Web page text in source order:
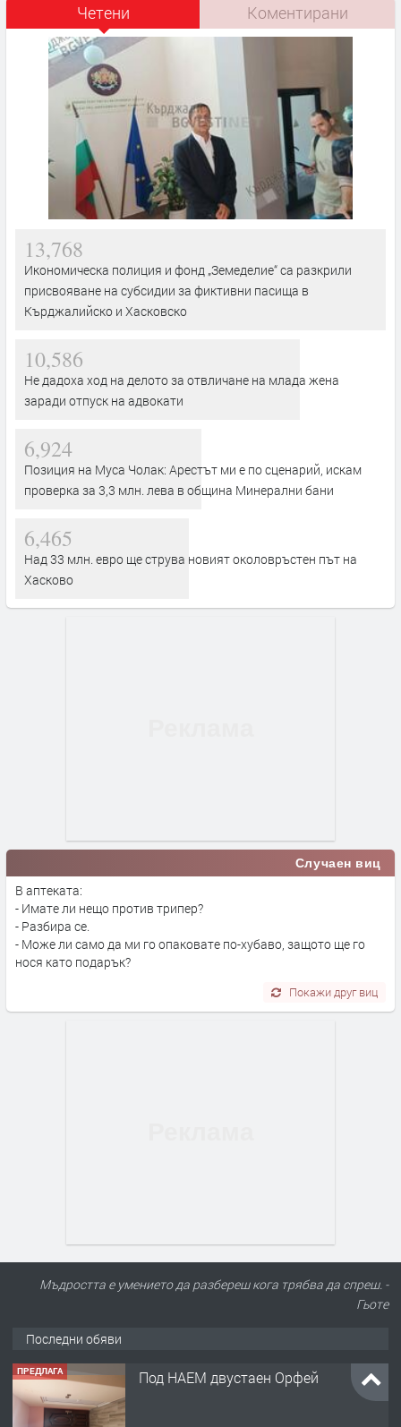
Четени Коментирани
13,768
Икономическа полиция и фонд „Земеделие“ са разкрили
присвояване на субсидии за фиктивни пасища в
Кърджалийско и Хасковско
10,586
Не дадоха ход на делото за отвличане на млада жена
заради отпуск на адвокати
6,924
Позиция на Муса Чолак: Арестът ми е по сценарий, искам
проверка за 3,3 млн. лева в община Минерални бани
6,465
Над 33 млн. евро ще струва новият околовръстен път на
Хасково
Случаен виц
В аптеката:
- Имате ли нещо против трипер?
- Разбира се.
- Може ли само да ми го опаковате по-хубаво, защото ще го
нося като подарък?
Покажи друг виц
Мъдростта е умението да разбереш кога трябва да спреш. -
Гьоте
Последни обяви
ПРЕДЛАГА Под НАЕМ двустаен Орфей